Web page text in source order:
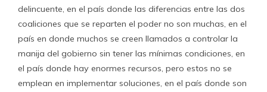
delincuente, en el país donde las diferencias entre las dos
coaliciones que se reparten el poder no son muchas, en el
país en donde muchos se creen llamados a controlar la
manija del gobierno sin tener las mínimas condiciones, en
el país donde hay enormes recursos, pero estos no se
emplean en implementar soluciones, en el país donde son